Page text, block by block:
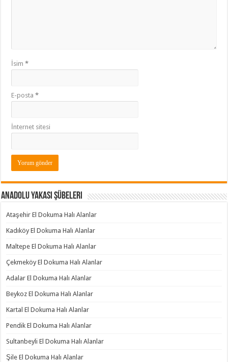
İsim*
E-posta*
İnternet sitesi
Anadolu Yakası Şübeleri
Ataşehir El Dokuma Halı Alanlar
Kadıköy El Dokuma Halı Alanlar
Maltepe El Dokuma Halı Alanlar
Çekmeköy El Dokuma Halı Alanlar
Adalar El Dokuma Halı Alanlar
Beykoz El Dokuma Halı Alanlar
Kartal El Dokuma Halı Alanlar
Pendik El Dokuma Halı Alanlar
Sultanbeyli El Dokuma Halı Alanlar
Şile El Dokuma Halı Alanlar